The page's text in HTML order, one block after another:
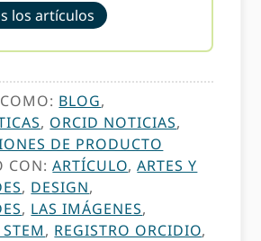
los artículos
BLOG,
, ORCID NOTICIAS,
DE PRODUCTO
CON:ARTÍCULO,ARTES Y
, DESIGN,
, LAS IMÁGENES,
, REGISTRO ORCIDIO,